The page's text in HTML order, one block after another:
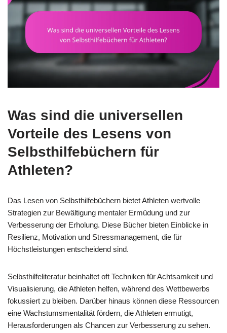
Was sind die universellen
Vorteile des Lesens von
Selbsthilfebüchern für
Athleten?
Das Lesen von Selbsthilfebüchern bietet Athleten wertvolle
Strategien zur Bewältigung mentaler Ermüdung und zur
Verbesserung der Erholung. Diese Bücher bieten Einblicke in
Resilienz, Motivation und Stressmanagement, die für
Höchstleistungen entscheidend sind.
Selbsthilfeliteratur beinhaltet oft Techniken für Achtsamkeit und
Visualisierung, die Athleten helfen, während des Wettbewerbs
fokussiert zu bleiben. Darüber hinaus können diese Ressourcen
eine Wachstumsmentalität fördern, die Athleten ermutigt,
Herausforderungen als Chancen zur Verbesserung zu sehen.